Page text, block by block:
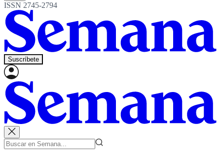
ISSN 2745-2794
Suscríbete